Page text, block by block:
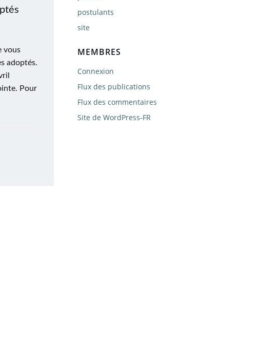
vous
adoptés.
Pour
postulants
site
MEMBRES
Connexion
Flux des publications
Flux des commentaires
Site de WordPress-FR